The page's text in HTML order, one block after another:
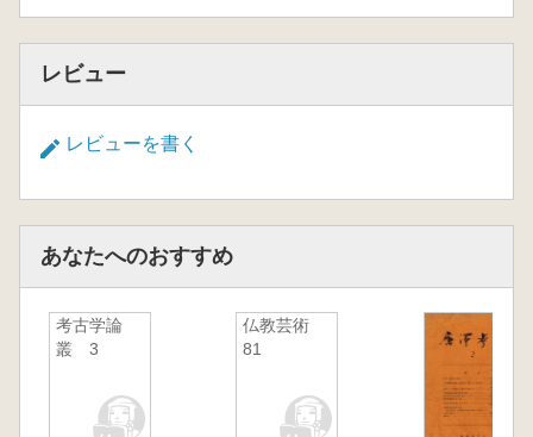
レビュー
レビューを書く
あなたへのおすすめ
考古学論
叢 3
仏教芸術
81